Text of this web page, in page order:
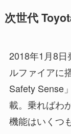
次世代
2018年1月8日
ルファイアに
Safety Sense
載。乗ればわ
機能はいくつ